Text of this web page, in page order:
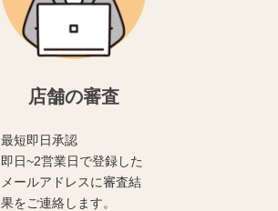
店舗の審査
最短即日承認
即日~2営業日で登録した
メールアドレスに審査結
果をご連絡します。